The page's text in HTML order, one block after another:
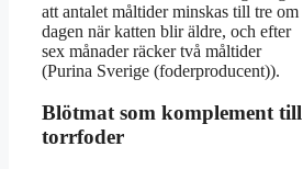
att antalet måltider minskas till tre om
dagen när katten blir äldre, och efter
sex månader räcker två måltider
(Purina Sverige (foderproducent)).
Blötmat som komplement till
torrfoder